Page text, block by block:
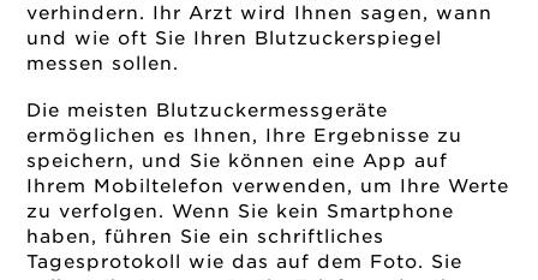
verhindern. Ihr Arzt wird Ihnen sagen, wann
und wie oft Sie Ihren Blutzuckerspiegel
messen sollen.
Die meisten Blutzuckermessgeräte
ermöglichen es Ihnen, Ihre Ergebnisse zu
speichern, und Sie können eine App auf
Ihrem Mobiltelefon verwenden, um Ihre Werte
zu verfolgen. Wenn Sie kein Smartphone
haben, führen Sie ein schriftliches
Tagesprotokoll wie das auf dem Foto. Sie